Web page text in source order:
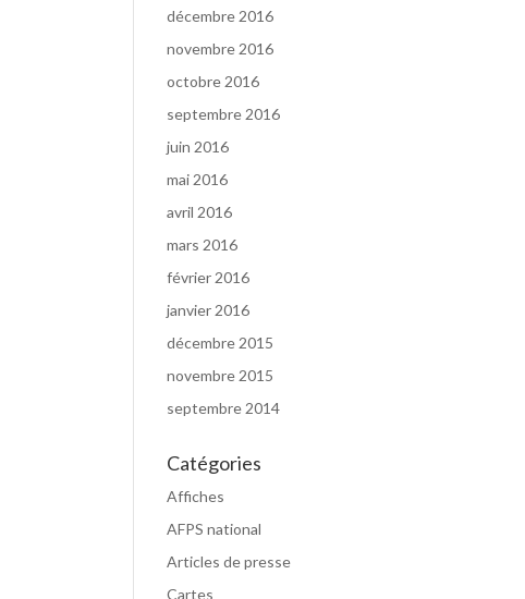
décembre 2016
novembre 2016
octobre 2016
septembre 2016
juin 2016
mai 2016
avril 2016
mars 2016
février 2016
janvier 2016
décembre 2015
novembre 2015
septembre 2014
Catégories
Affiches
AFPS national
Articles de presse
Cartes